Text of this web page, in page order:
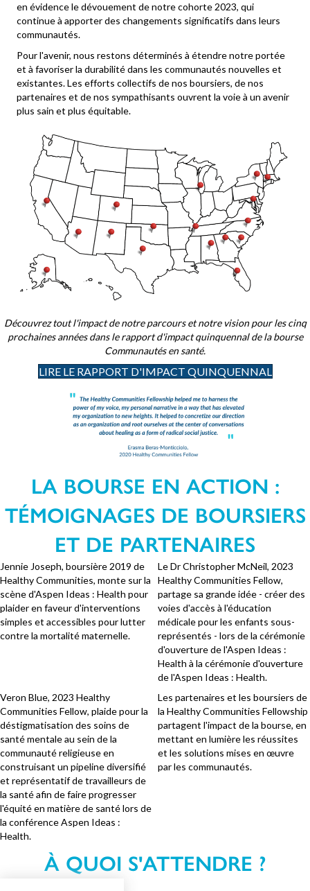
en évidence le dévouement de notre cohorte 2023, qui
continue à apporter des changements significatifs dans leurs
communautés.
Pour l'avenir, nous restons déterminés à étendre notre portée
et à favoriser la durabilité dans les communautés nouvelles et
existantes. Les efforts collectifs de nos boursiers, de nos
partenaires et de nos sympathisants ouvrent la voie à un avenir
plus sain et plus équitable.
Découvrez tout l'impact de notre parcours et notre vision pour les cinq
prochaines années dans le rapport d'impact quinquennal de la bourse
Communautés en santé.
LIRE LE RAPPORT D'IMPACT QUINQUENNAL
LA BOURSE EN ACTION :
TÉMOIGNAGES DE BOURSIERS
ET DE PARTENAIRES
Jennie Joseph, boursière 2019 de
Healthy Communities, monte sur la
scène d'Aspen Ideas : Health pour
plaider en faveur d'interventions
simples et accessibles pour lutter
contre la mortalité maternelle.
Le Dr Christopher McNeil, 2023
Healthy Communities Fellow,
partage sa grande idée - créer des
voies d'accès à l'éducation
médicale pour les enfants sous-
représentés - lors de la cérémonie
d'ouverture de l'Aspen Ideas :
Health à la cérémonie d'ouverture
de l'Aspen Ideas : Health.
Veron Blue, 2023 Healthy
Communities Fellow, plaide pour la
déstigmatisation des soins de
santé mentale au sein de la
communauté religieuse en
construisant un pipeline diversifié
et représentatif de travailleurs de
la santé afin de faire progresser
l'équité en matière de santé lors de
la conférence Aspen Ideas :
Health.
Les partenaires et les boursiers de
la Healthy Communities Fellowship
partagent l'impact de la bourse, en
mettant en lumière les réussites
et les solutions mises en œuvre
par les communautés.
À QUOI S'ATTENDRE ?